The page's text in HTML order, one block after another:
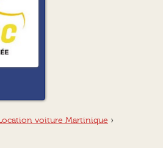
voiture Martinique ›